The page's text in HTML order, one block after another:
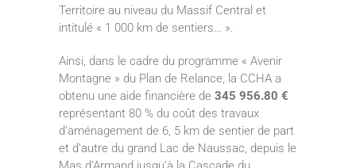
Territoire au niveau du Massif Central et
intitulé « 1 000 km de sentiers… ».
Ainsi, dans le cadre du programme « Avenir
Montagne » du Plan de Relance, la CCHA a
obtenu une aide financière de 345 956.80 €
représentant 80 % du coût des travaux
d’aménagement de 6, 5 km de sentier de part
et d’autre du grand Lac de Naussac, depuis le